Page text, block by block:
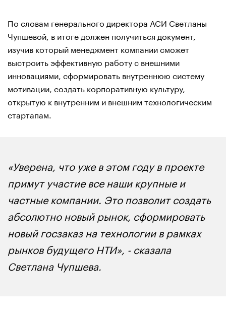
По словам генерального директора АСИ Светланы
Чупшевой, в итоге должен получиться документ,
изучив который менеджмент компании сможет
выстроить эффективную работу с внешними
инновациями, сформировать внутреннюю систему
мотивации, создать корпоративную культуру,
открытую к внутренним и внешним технологическим
стартапам.
«Уверена, что уже в этом году в проекте
примут участие все наши крупные и
частные компании. Это позволит создать
абсолютно новый рынок, сформировать
новый госзаказ на технологии в рамках
рынков будущего НТИ», - сказала
Светлана Чупшева.